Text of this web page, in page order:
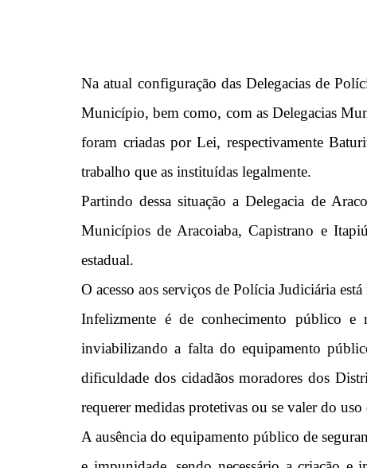
Na atual configuração das Delegacias de
Município, bem como, com as Delegacias
foram criadas por Lei, respectivamente
trabalho que as instituídas legalmente.
Partindo dessa situação a Delegacia de
Municípios de Aracoiaba, Capistrano e
estadual.
O acesso aos serviços de Polícia Judiciária
Infelizmente é de conhecimento público e
inviabilizando a falta do equipamento
dificuldade dos cidadãos moradores dos
requerer medidas protetivas ou se valer do
A ausência do equipamento público de